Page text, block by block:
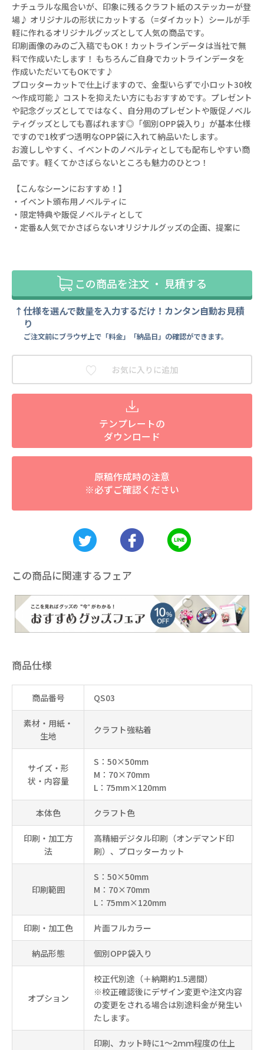
ナチュラルな風合いが、印象に残るクラフト紙のステッカーが登
場♪ オリジナルの形状にカットする（=ダイカット）シールが手
軽に作れるオリジナルグッズとして人気の商品です。
印刷画像のみのご入稿でもOK！カットラインデータは当社で無
料で作成いたします！ もちろんご自身でカットラインデータを
作成いただいてもOKです♪
プロッターカットで仕上げますので、金型いらずで小ロット30枚
～作成可能♪ コストを抑えたい方にもおすすめです。プレゼント
や記念グッズとしてではなく、自分用のプレゼントや販促ノベル
ティグッズとしても喜ばれます◎「個別OPP袋入り」が基本仕様
ですので1枚ずつ透明なOPP袋に入れて納品いたします。
お渡ししやすく、イベントのノベルティとしても配布しやすい商
品です。軽くてかさばらないところも魅力のひとつ！
【こんなシーンにおすすめ！】
・イベント頒布用ノベルティに
・限定特典や販促ノベルティとして
・定番&人気でかさばらないオリジナルグッズの企画、提案に
この商品を注文 ・ 見積する
仕様を選んで数量を入力するだけ！カンタン自動お見積
り
ご注文前にブラウザ上で「料金」「納品日」の確認ができます。
お気に入りに追加
テンプレートの
ダウンロード
原稿作成時の注意
※必ずご確認ください
この商品に関連するフェア
商品仕様
商品番号 QS03
素材・用紙・
生地
クラフト強粘着
サイズ・形
状・内容量
S：50×50mm
M：70×70mm
L：75mm×120mm
本体色 クラフト色
印刷・加工方
法
高精細デジタル印刷（オンデマンド印
刷）、プロッターカット
印刷範囲
S：50×50mm
M：70×70mm
L：75mm×120mm
印刷・加工色 片面フルカラー
納品形態 個別OPP袋入り
オプション
校正代別途（＋納期約1.5週間）
※校正確認後にデザイン変更や注文内容
の変更をされる場合は別途料金が発生い
たします。
印刷、カット時に1～2ｍｍ程度の仕上